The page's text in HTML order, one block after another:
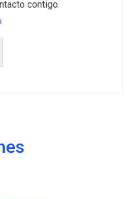
contigo.